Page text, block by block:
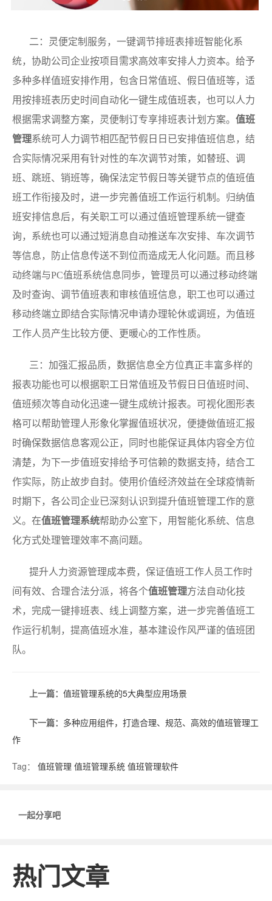
二：灵便定制服务，一键调节排班表排班智能化系
统，协助公司企业按项目需求高效率安排人力资本。给予
多种多样值班安排作用，包含日常值班、假日值班等，适
用按排班表历史时间自动化一键生成值班表，也可以人力
根据需求调整方案，灵便制订专享排班表计划方案。 值班
管理系统可人力调节相匹配节假日日已安排值班信息，结
合实际情况采用有针对性的车次调节对策，如替班、调
班、跳班、销班等，确保法定节假日等关键节点的值班值
班工作衔接及时，进一步完善值班工作运行机制。归纳值
班安排信息后，有关职工可以通过值班管理系统一键查
询，系统也可以通过短消息自动推送车次安排、车次调节
等信息，防止信息传送不到位而造成无人化问题。而且移
动终端与PC值班系统信息同歩，管理员可以通过移动终端
及时查询、调节值班表和审核值班信息，职工也可以通过
移动终端立即结合实际情况申请办理轮休或调班，为值班
工作人员产生比较方便、更暖心的工作性质。
三：加强汇报品质，数据信息全方位真正丰富多样的
报表功能也可以根据职工日常值班及节假日日值班时间、
值班频次等自动化迅速一键生成统计报表。可视化图形表
格可以帮助管理人形象化掌握值班状况，便捷做值班汇报
时确保数据信息客观公正，同时也能保证具体内容全方位
清楚，为下一步值班安排给予可信赖的数据支持，结合工
作实际，防止故步自封。使用价值经济效益在全球疫情新
时期下，各公司企业已深刻认识到提升值班管理工作的意
义。在值班管理系统帮助办公室下，用智能化系统、信息
化方式处理管理效率不高问题。
提升人力资源管理成本费，保证值班工作人员工作时
间有效、合理合法分派，将各个值班管理方法自动化技
术，完成一键排班表、线上调整方案，进一步完善值班工
作运行机制，提高值班水准，基本建设作风严谨的值班团
队。
上一篇： 值班管理系统的5大典型应用场景
下一篇： 多种应用组件，打造合理、规范、高效的值班管理工
作
Tag： 值班管理 值班管理系统 值班管理软件
一起分享吧
热门文章